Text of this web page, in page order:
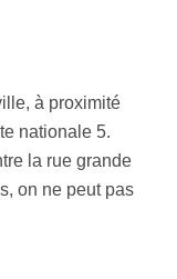
à proximité
nationale 5.
la rue grande
on ne peut pas